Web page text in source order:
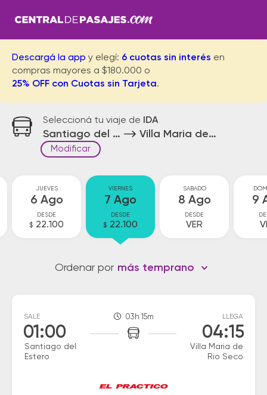
Descargá la app y elegí: 6 cuotas sin interés en
compras mayores a $180.000 o
25% OFF con Cuotas sin Tarjeta.
Seleccioná tu viaje de IDA
Santiago del Estero Villa Maria de Rio Seco
Modificar
JUEVES
6 Ago
DESDE
$ 22.100
VIERNES
7 Ago
DESDE
$ 22.100
SABADO
8 Ago
DESDE
VER
9
Ordenar por más temprano
SALE
01:00
Santiago del
Estero
03h 15m LLEGA
04:15
Villa Maria de
Rio Seco